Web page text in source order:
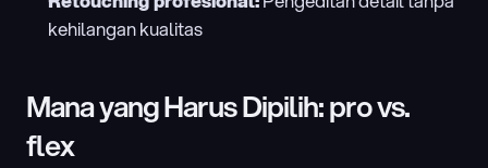
kehilangan kualitas
Mana yang Harus Dipilih: pro vs.
flex